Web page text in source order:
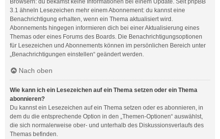
Browsern: du bekamst keine Informationen bei einem Update. Seit phpBB
3.1 ähneln Lesezeichen mehr einem Abonnement: du kannst eine
Benachrichtigung erhalten, wenn ein Thema aktualisiert wird.
Abonnements hingegen informieren dich bei einer Aktualisierung eines
Themas oder eines Forums des Boards. Die Benachrichtigungsoptionen
für Lesezeichen und Abonnements können im persönlichen Bereich unter
„Benachrichtigungen einstellen“ geändert werden.
Nach oben
Wie kann ich ein Lesezeichen auf ein Thema setzen oder ein Thema
abonnieren?
Du kannst ein Lesezeichen auf ein Thema setzen oder es abonnieren, in
dem du die entsprechende Option in den „Themen-Optionen“ auswählst,
die sich normalerweise ober- und unterhalb des Diskussionsverlaufs des
Themas befinden.